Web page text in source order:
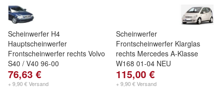
Scheinwerfer H4
Hauptscheinwerfer
Frontscheinwerfer rechts Volvo
S40 / V40 96-00
76,63 €
+ 9,90 € Versand
Scheinwerfer
Frontscheinwerfer Klarglas
rechts Mercedes A-Klasse
W168 01-04 NEU
115,00 €
+ 9,90 € Versand